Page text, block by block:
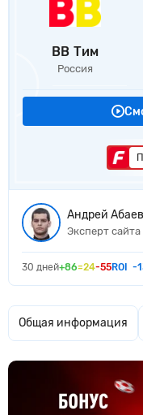
BB Тим
Россия
Андрей Абаев
Эксперт сайта
30 дней+86=24-55ROI -
Общая информация